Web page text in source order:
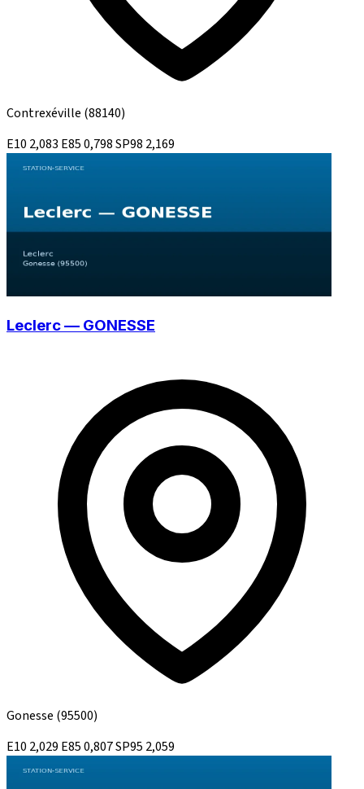
Contrexéville (88140)
E10 2,083 E850,798SP98 2,169
Leclerc — GONESSE
Gonesse (95500)
E10 2,029 E850,807SP95 2,059